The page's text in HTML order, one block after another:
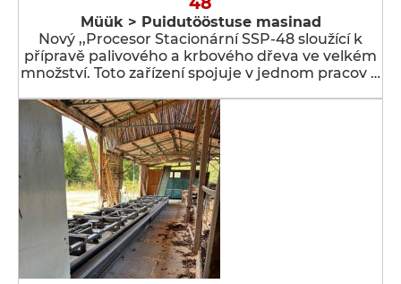
Müük > Puidutööstuse masinad
Nový ,,Procesor Stacionární SSP-48 sloužící k
přípravě palivového a krbového dřeva ve velkém
množství. Toto zařízení spojuje v jednom pracov …